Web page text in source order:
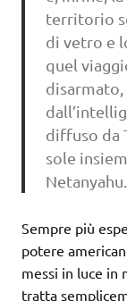
territorio
di vetro e
quel
diffuso da
sole
Sempre più
potere
messi in luce in
tratta